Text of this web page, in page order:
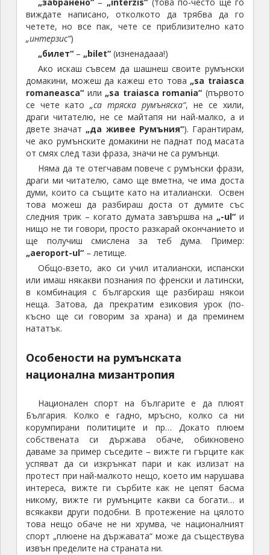
виждате написано, отколкото да трябва да го
четете, но все пак, чете се приблизително като
„интерзис“)
„билет“– „bilet“(изненадааа!)
Ако искаш съвсем да шашнеш своите румънски
домакини, можеш да кажеш ето това „sa traiasca
romaneasca“или „sa traiasca romania“ (първото
се чете като „са тряска румъняска“, не се хили,
драги читателю, не се майтапя ни най-малко, а и
двете значат „да живее Румъния“). Гарантирам,
че ако румънските домакини не паднат под масата
от смях след тази фраза, значи не са румънци.
Няма да те отегчавам повече с румънски фрази,
драги ми читателю, само ще вметна, че има доста
думи, които са същите като на италиански. Освен
това можеш да разбираш доста от думите със
следния трик – когато думата завършва на „-ul“ и
нищо не ти говори, просто разкарай окончанието и
ще получиш смислена за теб дума. Пример:
„aeroport-ul“– летище.
Общо-взето, ако си учил италиански, испански
или имаш някакви познания по френски и латински,
в комбинация с българския ще разбираш някои
неща. Затова, да прекратим езиковия урок (по-
късно ще си говорим за храна) и да преминем
нататък.
Особености на румънската
национална мизантропия
Национален спорт на българите е да плюят
България. Колко е гадно, мръсно, колко са ни
корумпирани политиците и пр… Докато плюем
собствената си държава обаче, обикновено
даваме за пример съседите – вижте ги гърците как
успяват да си изкрънкат пари и как излизат на
протест при най-малкото нещо, което им нарушава
интереса, вижте ги сърбите как не цепят басма
никому, вижте ги румънците какви са богати… и
всякакви други подобни. В протежение на цялото
това нещо обаче не ни хрумва, че националният
спорт „плюене на държавата“ може да съществува
извън пределите на страната ни.